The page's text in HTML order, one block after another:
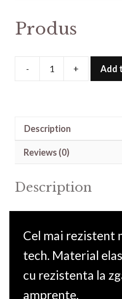
Produs
-
Produs
+ Add
Description
Reviews (0)
Description
Cel mai rezistent
tech. Material
cu rezistenta la
amprente.